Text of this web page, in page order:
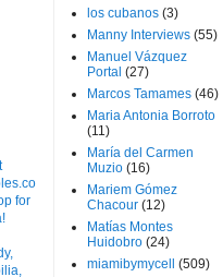
los cubanos (3)
Manny Interviews (55)
Manuel Vázquez
Portal (27)
Marcos Tamames (46)
Maria Antonia Borroto
(11)
María del Carmen
Muzio (16)
Mariem Gómez
Chacour (12)
Matías Montes
Huidobro (24)
miamibymycell
(509)